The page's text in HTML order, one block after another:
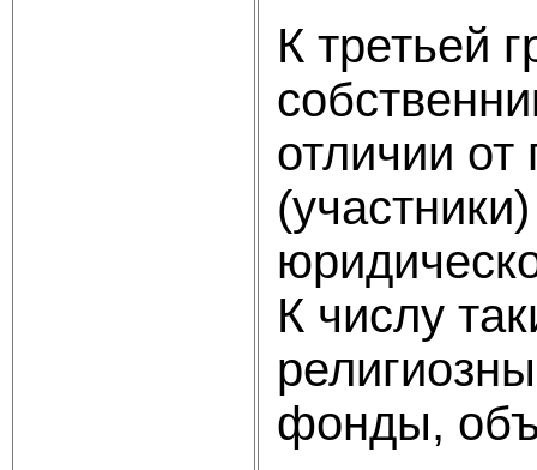
К третьей
отличии от
К числу
фонды,